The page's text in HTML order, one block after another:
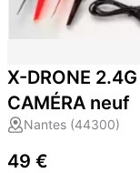
X-DRONE
CAMÉRA neuf
Nantes (44300)
49 €